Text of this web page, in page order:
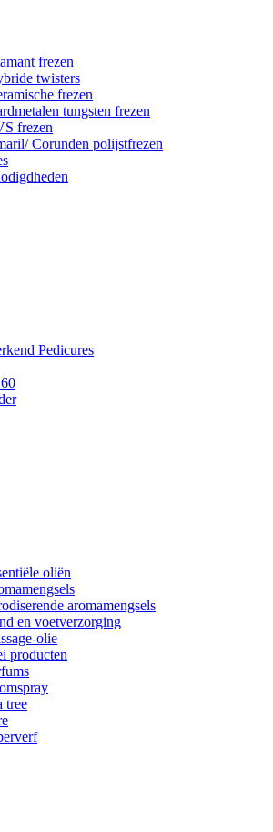
frezen
twisters
frezen
tungsten frezen
frezen
Corunden polijstfrezen
Pedicures
oliën
aromamengsels
en voetverzorging
olie
producten
tree